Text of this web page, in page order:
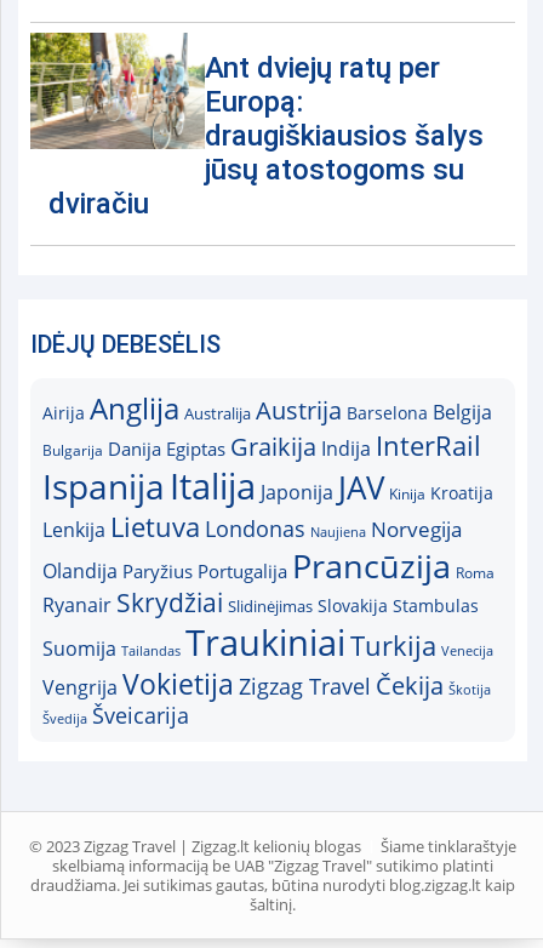
Ant dviejų ratų per
Europą:
draugiškiausios šalys
jūsų atostogoms su
dviračiu
IDĖJŲ DEBESĖLIS
Airija Anglija Australija Austrija Barselona Belgija
Bulgarija Danija Egiptas Graikija Indija InterRail
Ispanija Italija Japonija JAV Kinija Kroatija
Lenkija Lietuva Londonas Naujiena Norvegija
Olandija Paryžius Portugalija Prancūzija Roma
Ryanair Skrydžiai Slidinėjimas Slovakija Stambulas
Suomija Tailandas TraukiniaiTurkija Venecija
Vengrija Vokietija Zigzag Travel Čekija Škotija
Švedija Šveicarija
© 2023 Zigzag Travel | Zigzag.lt kelionių blogas
Šiame tinklaraštyje
skelbiamą informaciją be UAB "Zigzag Travel" sutikimo platinti
draudžiama. Jei sutikimas gautas, būtina nurodyti blog.zigzag.lt kaip
šaltinį.